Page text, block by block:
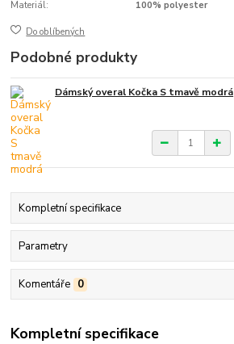
Materiál:
100% polyester
Do oblíbených
Podobné produkty
Dámský overal Kočka S tmavě modrá
Kompletní specifikace
Parametry
Komentáře 0
Kompletní specifikace